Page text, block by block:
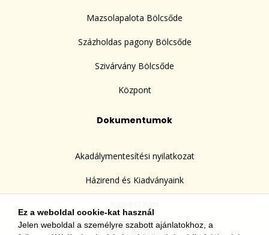
Ez a weboldal cookie-kat használ
Jelen weboldal a személyre szabott ajánlatokhoz, a
Mazsolapalota Bölcsőde
Százholdas pagony Bölcsőde
Szivárvány Bölcsőde
Központ
Dokumentumok
Akadálymentesítési nyilatkozat
Házirend és Kiadványaink